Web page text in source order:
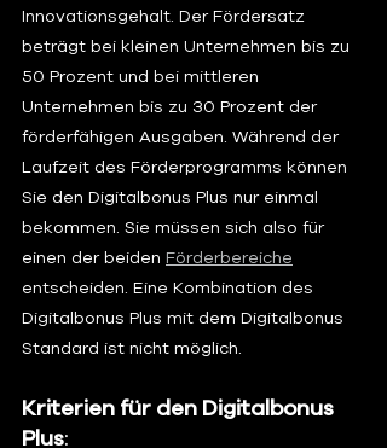
Innovationsgehalt. Der Fördersatz
beträgt bei kleinen Unternehmen bis zu
50 Prozent und bei mittleren
Unternehmen bis zu 30 Prozent der
förderfähigen Ausgaben. Während der
Laufzeit des Förderprogramms können
Sie den Digitalbonus Plus nur einmal
bekommen. Sie müssen sich also für
einen der beiden Förderbereiche
entscheiden. Eine Kombination des
Digitalbonus Plus mit dem Digitalbonus
Standard ist nicht möglich.
Kriterien für den Digitalbonus
Plus: